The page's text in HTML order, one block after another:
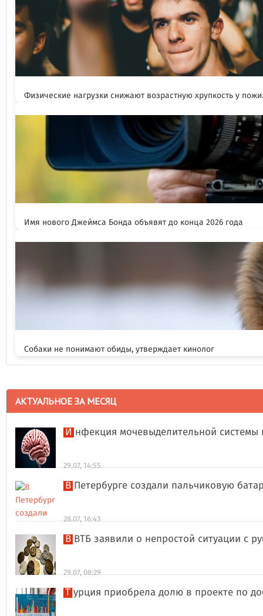
Физические нагрузки снижают возрастную хрупкость у
Имя нового Джеймса Бонда объявят до конца 2026 года
Собаки не понимают обиды, утверждает кинолог
АКТУАЛЬНОЕ ЗА МЕСЯЦ
Инфекция мочевыделительной
29.07, 14:55
В Петербурге создали пальчиковую
28.07, 16:43
В ВТБ заявили о непростой ситуации с
29.07, 08:29
Турция приобрела долю в проекте по